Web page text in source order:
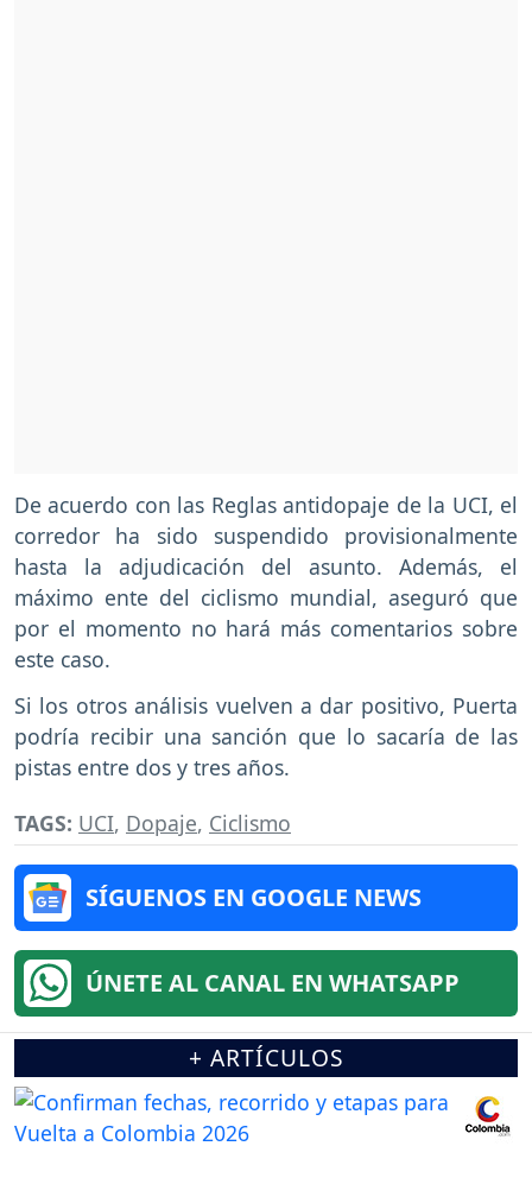
De acuerdo con las Reglas antidopaje de la UCI, el
corredor ha sido suspendido provisionalmente
hasta la adjudicación del asunto. Además, el
máximo ente del ciclismo mundial, aseguró que
por el momento no hará más comentarios sobre
este caso.
Si los otros análisis vuelven a dar positivo, Puerta
podría recibir una sanción que lo sacaría de las
pistas entre dos y tres años.
TAGS: UCI, Dopaje, Ciclismo
SÍGUENOS EN GOOGLE NEWS
ÚNETE AL CANAL EN WHATSAPP
+ ARTÍCULOS